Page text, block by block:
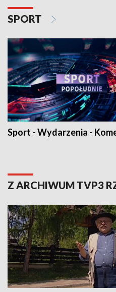
SPORT
Sport - Wydarzenia -
Z ARCHIWUM TVP3